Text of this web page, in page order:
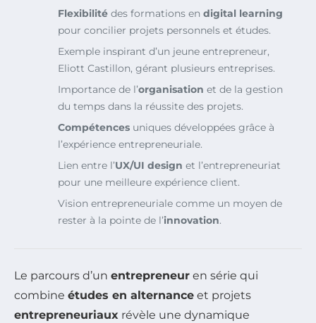
Flexibilité des formations en digital learning
pour concilier projets personnels et études.
Exemple inspirant d’un jeune entrepreneur,
Eliott Castillon, gérant plusieurs entreprises.
Importance de l’organisation et de la gestion
du temps dans la réussite des projets.
Compétences uniques développées grâce à
l’expérience entrepreneuriale.
Lien entre l’UX/UI design et l’entrepreneuriat
pour une meilleure expérience client.
Vision entrepreneuriale comme un moyen de
rester à la pointe de l’innovation.
Le parcours d’un entrepreneur en série qui
combine études en alternance et projets
entrepreneuriaux révèle une dynamique